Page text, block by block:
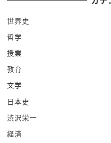
なくて 文民統制で行こ
てない人が 政治を収めよ
から まだ37年なんです
も前の44年前 軍事独裁
こうね 血生臭いと言い
ていた戒厳令が なんと
のが衝撃だったわけでご
起きてるの 韓国といえば
世界史
哲学
授業
教育
文学
日本史
渋沢栄一
経済